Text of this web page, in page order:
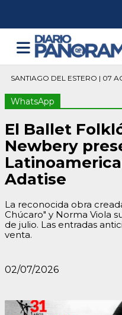
SANTIAGO DEL ESTERO | 07
WhatsApp
El Ballet
Newbery
Adatise
La reconocida obra
Chúcaro" y Norma Viola
de julio. Las entradas
venta.
02/07/2026